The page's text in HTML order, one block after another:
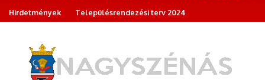
Hirdetmények
Településrendezési terv 2024